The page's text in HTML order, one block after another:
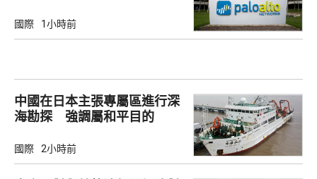
國際 1小時前
中國在日本主張專屬區進行深
海勘探 強調屬和平目的
國際 2小時前